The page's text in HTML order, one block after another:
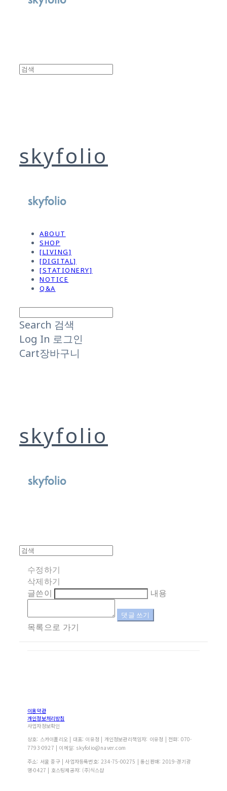
skyfolio
ABOUT
SHOP
[LIVING]
[DIGITAL]
[STATIONERY]
NOTICE
Q&A
Search 검색
Log In 로그인
Cart장바구니
skyfolio
수정하기
삭제하기
글쓴이
내용
댓글 쓰기
목록으로 가기
이용약관
개인정보처리방침
사업자정보확인
상호: 스카이폴리오 | 대표: 이유정 | 개인정보관리책임자: 이유정 | 전화: 070-
7793-0927 | 이메일: skyfolio@naver.com
주소: 서울 중구 | 사업자등록번호: 234-75-00275 | 통신판매: 2019-경기광
명-0427 | 호스팅제공자: (주)식스샵